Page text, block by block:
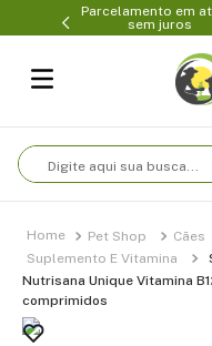
Parcelamento em
sem juros
Digite aqui sua busca...
Pet Shop Cães
Suplemento E Vitamina
Nutrisana Unique Vitamina
comprimidos